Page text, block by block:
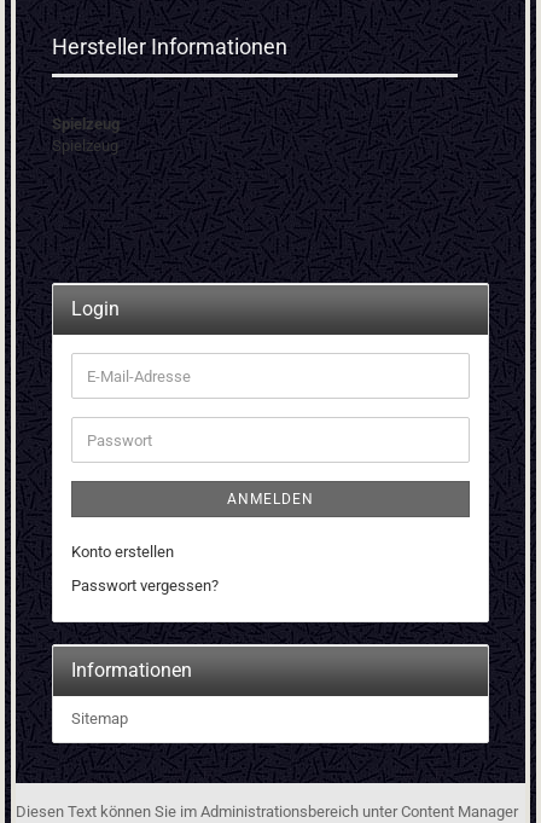
Hersteller Informationen
Spielzeug
Spielzeug
Login
E-
Mail-
Adresse
Passwort
ANMELDEN
Konto erstellen
Passwort vergessen?
Informationen
Sitemap
Diesen Text können Sie im Administrationsbereich unter Content Manager